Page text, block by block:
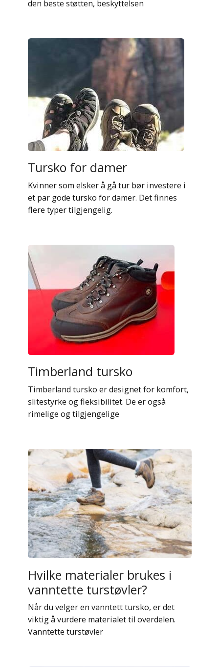
den beste støtten, beskyttelsen
Tursko for damer
Kvinner som elsker å gå tur bør investere i
et par gode tursko for damer. Det finnes
flere typer tilgjengelig.
Timberland tursko
Timberland tursko er designet for komfort,
slitestyrke og fleksibilitet. De er også
rimelige og tilgjengelige
Hvilke materialer brukes i
vanntette turstøvler?
Når du velger en vanntett tursko, er det
viktig å vurdere materialet til overdelen.
Vanntette turstøvler